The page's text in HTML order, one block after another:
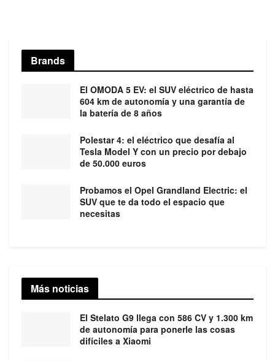
Brands
El OMODA 5 EV: el SUV eléctrico de hasta
604 km de autonomía y una garantía de
la batería de 8 años
Polestar 4: el eléctrico que desafía al
Tesla Model Y con un precio por debajo
de 50.000 euros
Probamos el Opel Grandland Electric: el
SUV que te da todo el espacio que
necesitas
Más noticias
El Stelato G9 llega con 586 CV y 1.300 km
de autonomía para ponerle las cosas
difíciles a Xiaomi